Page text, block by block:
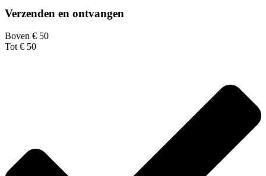
Verzenden en ontvangen
Boven € 50
Tot € 50